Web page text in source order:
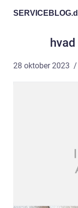
SERVICEBLOG.
28 oktober 2023